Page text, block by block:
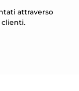
attraverso
clienti.